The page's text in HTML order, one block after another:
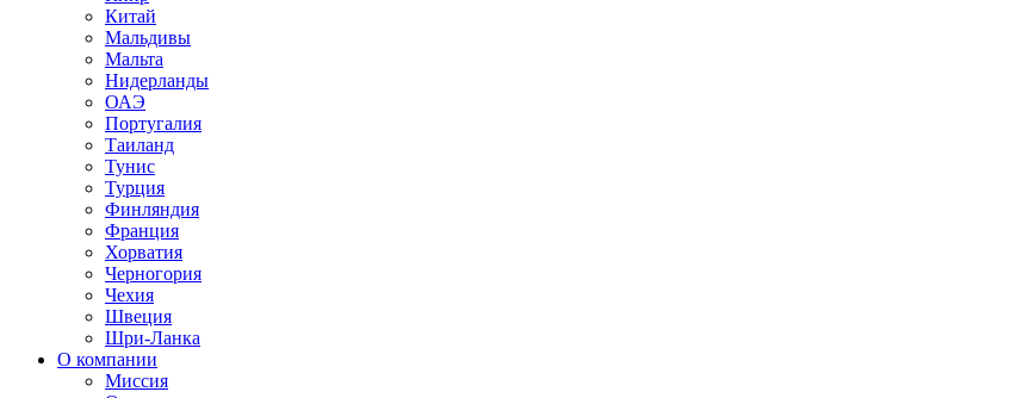
Китай
Мальдивы
Мальта
Нидерланды
ОАЭ
Португалия
Таиланд
Тунис
Турция
Финляндия
Франция
Хорватия
Черногория
Чехия
Швеция
Шри-Ланка
О компании
Миссия